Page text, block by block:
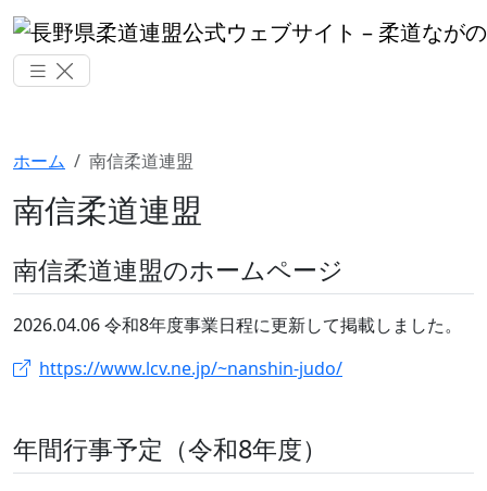
ホーム 南信柔道連盟
南信柔道連盟
南信柔道連盟のホームページ
2026.04.06 令和8年度事業日程に更新して掲載しました。
https://www.lcv.ne.jp/~nanshin-judo/
年間行事予定（令和8年度）